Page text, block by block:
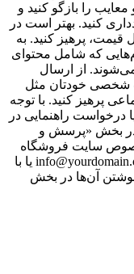
را بازگو کنید و
کنید. بهتر است در
پرهیز کنید. به
که شامل محتوای
از ارسال
شخصی خودتان مثل
پرهیز کنید. با توجه
درخواست راهنمایی در
در بخش «پرسش و
سایت فروشگاه
ما، خدمات و درخواست کالا را با ایمیل info@yourdomain.com یا با
و از نوشتن آن‌ها در بخش